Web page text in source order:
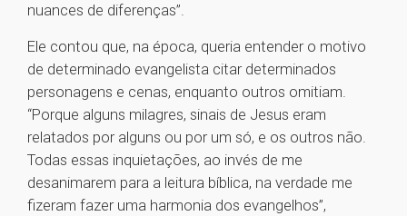
nuances de diferenças”.
Ele contou que, na época, queria entender o motivo
de determinado evangelista citar determinados
personagens e cenas, enquanto outros omitiam.
“Porque alguns milagres, sinais de Jesus eram
relatados por alguns ou por um só, e os outros não.
Todas essas inquietações, ao invés de me
desanimarem para a leitura bíblica, na verdade me
fizeram fazer uma harmonia dos evangelhos”,